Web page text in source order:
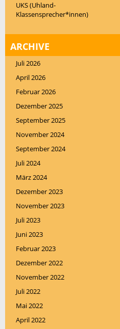
UKS (Uhland-
Klassensprecher*innen)
ARCHIVE
Juli 2026
April 2026
Februar 2026
Dezember 2025
September 2025
November 2024
September 2024
Juli 2024
März 2024
Dezember 2023
November 2023
Juli 2023
Juni 2023
Februar 2023
Dezember 2022
November 2022
Juli 2022
Mai 2022
April 2022